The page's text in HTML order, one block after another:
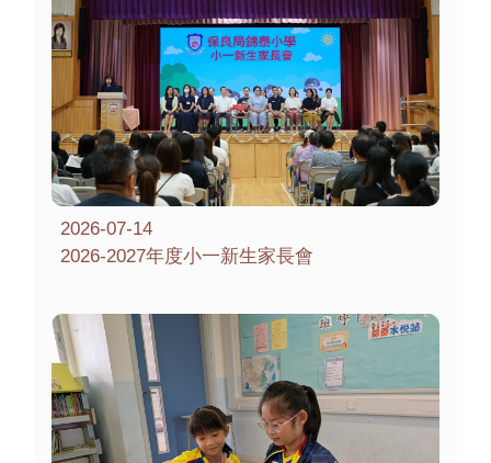
2026-07-14
2026-2027年度小一新生家長會